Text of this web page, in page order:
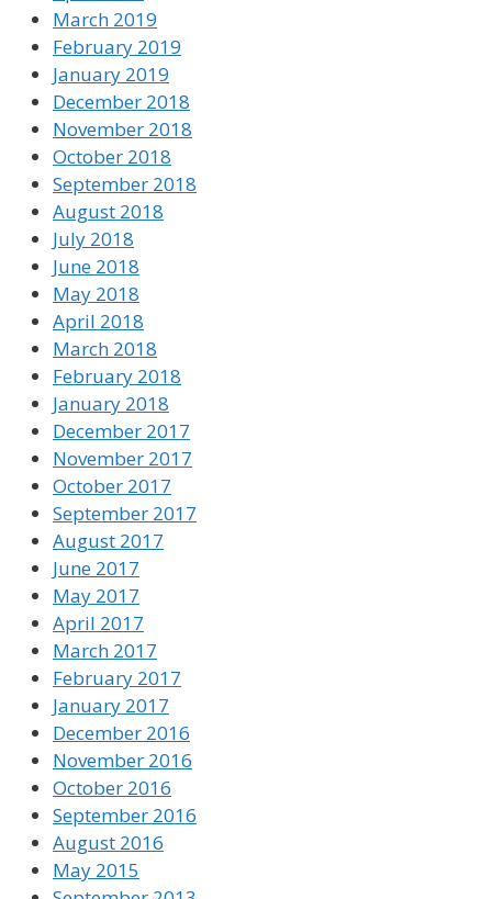
March 2019
February 2019
January 2019
December 2018
November 2018
October 2018
September 2018
August 2018
July 2018
June 2018
May 2018
April 2018
March 2018
February 2018
January 2018
December 2017
November 2017
October 2017
September 2017
August 2017
June 2017
May 2017
April 2017
March 2017
February 2017
January 2017
December 2016
November 2016
October 2016
September 2016
August 2016
May 2015